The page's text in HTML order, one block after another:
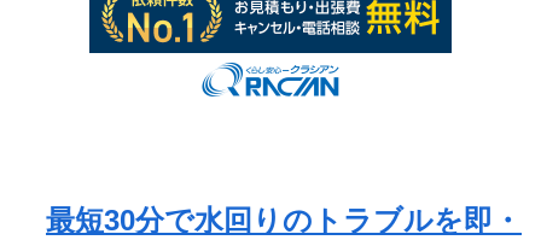
最短30分で水回りのトラブルを即・